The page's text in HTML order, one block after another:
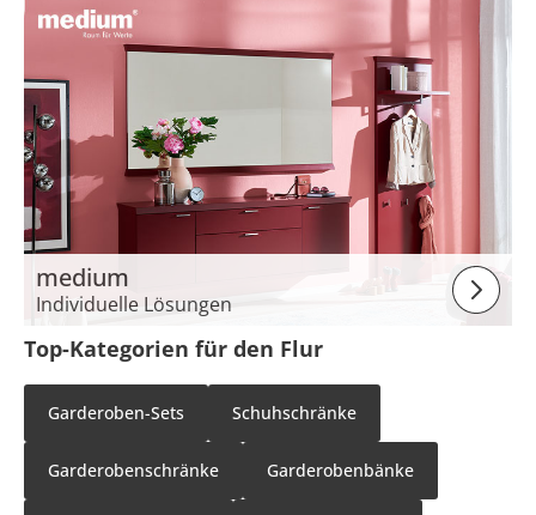
medium
Individuelle Lösungen
Top-Kategorien für den Flur
Garderoben-Sets Schuhschränke
Garderobenschränke Garderobenbänke